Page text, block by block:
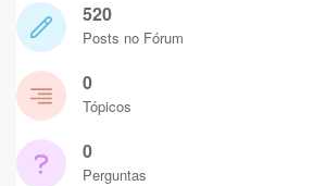
520
Posts no Fórum
0
Tópicos
0
Perguntas